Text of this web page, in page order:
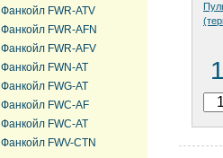
Фанкойл FWR-ATV
Фанкойл FWR-AFN
Фанкойл FWR-AFV
Фанкойл FWN-AT
Фанкойл FWG-AT
Фанкойл FWC-AF
Фанкойл FWC-AT
Фанкойл FWV-CTN